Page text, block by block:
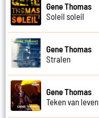
Gene Thomas
Soleil soleil
Gene Thomas
Stralen
Gene Thomas
Teken van leven